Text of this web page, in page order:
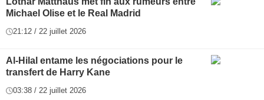
Michael Olise et le Real Madrid
21:12 / 22 juillet 2026
Al-Hilal entame les négociations pour le
transfert de Harry Kane
03:38 / 22 juillet 2026